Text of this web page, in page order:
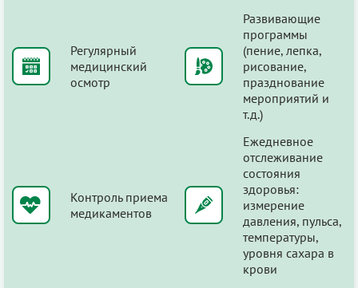
Регулярный
медицинский
осмотр
Развивающие
программы
(пение, лепка,
рисование,
празднование
мероприятий и
т.д.)
Контроль приема
медикаментов
Ежедневное
отслеживание
состояния
здоровья:
измерение
давления, пульса,
температуры,
уровня сахара в
крови